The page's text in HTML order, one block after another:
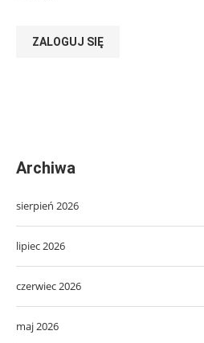
ZALOGUJ SIĘ
Archiwa
sierpień 2026
lipiec 2026
czerwiec 2026
maj 2026